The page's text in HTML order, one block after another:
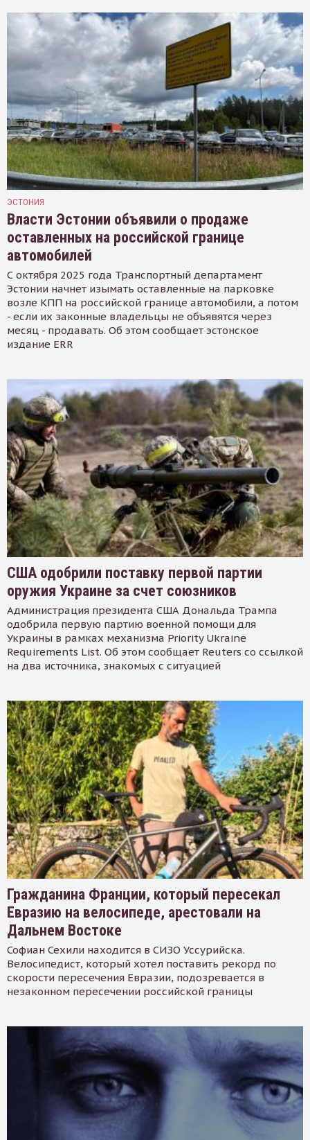
ЭСТОНИЯ
Власти Эстонии объявили о продаже
оставленных на российской границе
автомобилей
С октября 2025 года Транспортный департамент
Эстонии начнет изымать оставленные на парковке
возле КПП на российской границе автомобили, а потом
- если их законные владельцы не объявятся через
месяц - продавать. Об этом сообщает эстонское
издание ERR
США одобрили поставку первой партии
оружия Украине за счет союзников
Администрация президента США Дональда Трампа
одобрила первую партию военной помощи для
Украины в рамках механизма Priority Ukraine
Requirements List. Об этом сообщает Reuters со ссылкой
на два источника, знакомых с ситуацией
Гражданина Франции, который пересекал
Евразию на велосипеде, арестовали на
Дальнем Востоке
Софиан Сехили находится в СИЗО Уссурийска.
Велосипедист, который хотел поставить рекорд по
скорости пересечения Евразии, подозревается в
незаконном пересечении российской границы